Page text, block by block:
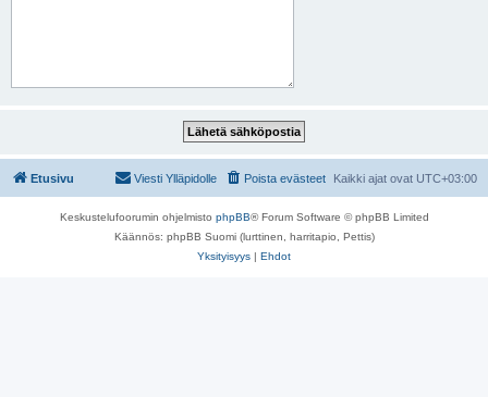
Etusivu Kaikki ajat ovat UTC+03:00
Poista evästeet
Viesti Ylläpidolle
Keskustelufoorumin ohjelmisto phpBB® Forum Software © phpBB Limited
Käännös: phpBB Suomi (lurttinen, harritapio, Pettis)
Yksityisyys | Ehdot